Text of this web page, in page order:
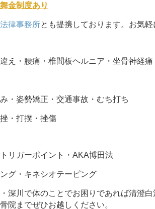
金制度あり
法律事務所とも提携しております。お気軽
え・腰痛・椎間板ヘルニア・坐骨神経痛
・姿勢矯正・交通事故・むち打ち
・打撲・挫傷
リガーポイント・AKA博田法
グ・キネシオテーピング
深川で体のことでお困りであれば清澄
院までぜひお越しください。